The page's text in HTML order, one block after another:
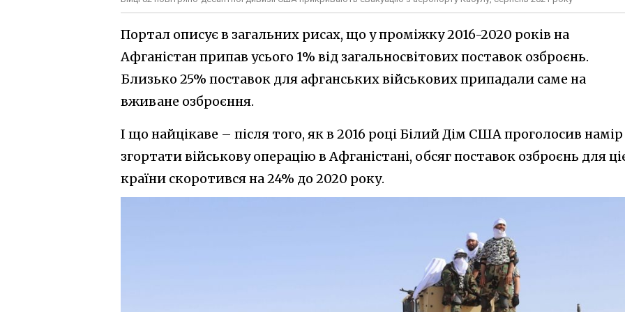
Портал описує в загальних рисах, що у проміжку 2016-2020 років на
Афганістан припав усього 1% від загальносвітових поставок озброєнь.
Близько 25% поставок для афганських військових припадали саме на
вживане озброєння.
І що найцікаве – після того, як в 2016 році Білий Дім США проголосив намір
згортати військову операцію в Афганістані, обсяг поставок озброєнь для
країни скоротився на 24% до 2020 року.